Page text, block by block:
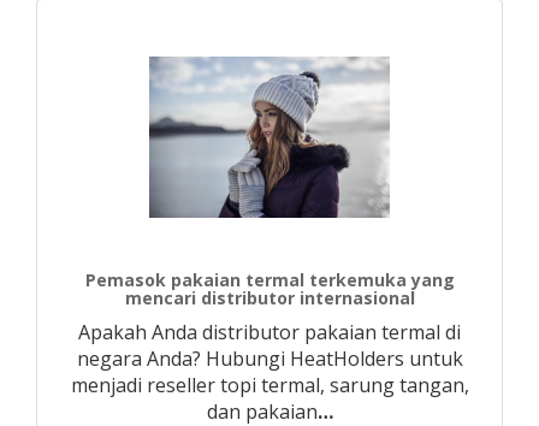
Pemasok pakaian termal terkemuka yang
mencari distributor internasional
Apakah Anda distributor pakaian termal di
negara Anda? Hubungi HeatHolders untuk
menjadi reseller topi termal, sarung tangan,
dan pakaian…